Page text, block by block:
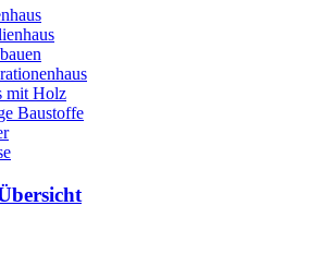
mit Holz
Baustoffe